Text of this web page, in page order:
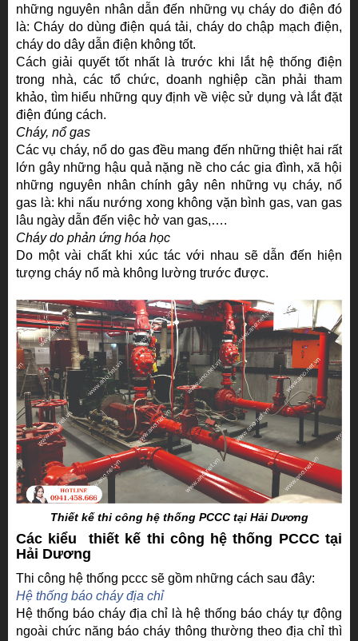
những nguyên nhân dẫn đến những vụ cháy do điện đó
là: Cháy do dùng điện quá tải, cháy do chập mạch điện,
cháy do dây dẫn điện không tốt.
Cách giải quyết tốt nhất là trước khi lắt hệ thống điện
trong nhà, các tổ chức, doanh nghiệp cần phải tham
khảo, tìm hiểu những quy định về việc sử dụng và lắt đặt
điện đúng cách.
Cháy, nổ gas
Các vụ cháy, nổ do gas đều mang đến những thiệt hai rất
lớn gây những hậu quả nặng nề cho các gia đình, xã hội
những nguyên nhân chính gây nên những vụ cháy, nổ
gas là: khi nấu nướng xong không vặn bình gas, van gas
lâu ngày dẫn đến việc hở van gas,….
Cháy do phản ứng hóa học
Do một vài chất khi xúc tác với nhau sẽ dẫn đến hiện
tượng cháy nổ mà không lường trước được.
Thiết kế thi công hệ thống PCCC tại Hải Dương
Các kiểu thiết kế thi công hệ thống PCCC tại
Hải Dương
Thi công hệ thống pccc sẽ gồm những cách sau đây:
Hệ thống báo cháy địa chỉ
Hệ thống báo cháy địa chỉ là hệ thống báo cháy tự động
ngoài chức năng báo cháy thông thường theo địa chỉ thì